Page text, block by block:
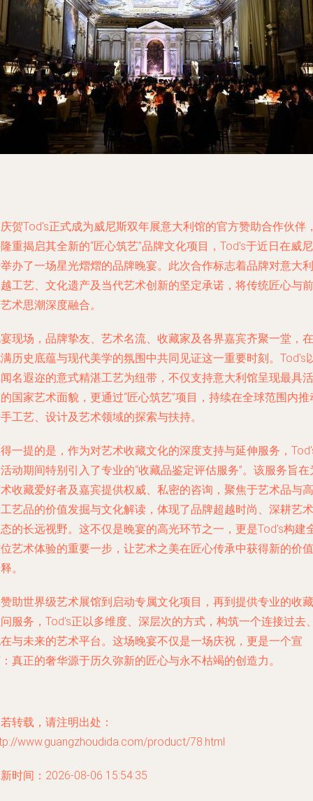
贺Tod's正式成为威尼斯双年展意大利馆的官方赞助合作伙伴
重揭启其全新的“匠心筑艺”品牌文化项目，Tod's于近日在威尼
办了一场星光熠熠的品牌晚宴。此次合作标志着品牌对意大利
工艺、文化遗产及当代艺术创新的坚定承诺，将传统匠心与前
术思潮深度融合。
现场，品牌挚友、艺术名流、收藏家及各界嘉宾齐聚一堂，在
历史底蕴与现代美学的氛围中共同见证这一重要时刻。Tod's
名遐迩的意式精湛工艺为纽带，不仅支持意大利馆呈现最具活
国家艺术面貌，更通过“匠心筑艺”项目，持续在全球范围内推
工艺、设计及艺术领域的探索与扶持。
一提的是，作为对艺术收藏文化的深度支持与延伸服务，
动期间特别引入了专业的“收藏品鉴定评估服务”。该服务旨在
收藏爱好者及嘉宾提供权威、私密的咨询，聚焦于艺术品与高
艺品的价值发掘与文化解读，体现了品牌超越时尚、深耕艺术
的长远视野。这不仅是晚宴的高光环节之一，更是Tod's构建
艺术体验的重要一步，让艺术之美在匠心传承中获得新的价值
。
助世界级艺术展馆到启动专属文化项目，再到提供专业的收藏
服务，Tod's正以多维度、深层次的方式，构筑一个连接过去
与未来的艺术平台。这场晚宴不仅是一场庆祝，更是一个宣
真正的奢华源于历久弥新的匠心与永不枯竭的创造力。
转载，请注明出处：
www.guangzhoudida.com/product/78.html
时间：2026-08-06 15:54:35